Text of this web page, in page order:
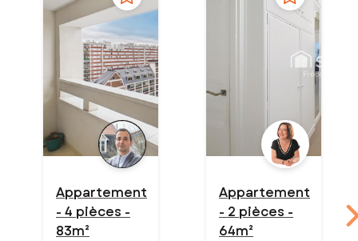
Appartement
- 4 pièces -
83m²
Appartement
- 2 pièces -
64m²